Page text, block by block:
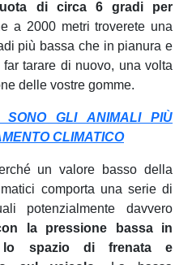
di circa 6 gradi per
a 2000 metri troverete una
più bassa che in pianura e
tarare di nuovo, una volta
delle vostre gomme.
SONO GLI ANIMALI PIÙ
CLIMATICO
un valore basso della
comporta una serie di
potenzialmente davvero
la pressione bassa in
lo spazio di frenata e